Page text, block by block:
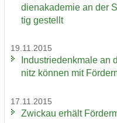
di­en­aka­de­mie an der
tig ge­stellt
19.11.2015
In­dus­trie­denk­ma­le
nitz kön­nen mit
17.11.2015
Zwi­ckau er­hält